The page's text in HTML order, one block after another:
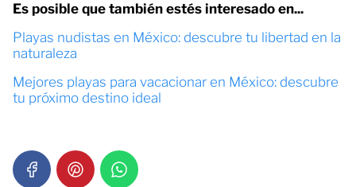
Es posible que también estés interesado en...
Playas nudistas en México: descubre tu libertad en la
naturaleza
Mejores playas para vacacionar en México: descubre
tu próximo destino ideal